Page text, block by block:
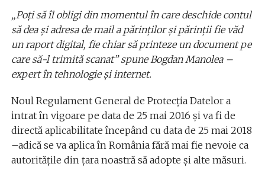
„Poţi să îl obligi din momentul în care deschide contul
să dea şi adresa de mail a părinţilor şi părinţii fie văd
un raport digital, fie chiar să printeze un document pe
care să-l trimită scanat” spune Bogdan Manolea –
expert în tehnologie şi internet.
Noul Regulament General de Protecția Datelor a
intrat în vigoare pe data de 25 mai 2016 și va fi de
directă aplicabilitate începând cu data de 25 mai 2018
–adică se va aplica în România fără mai fie nevoie ca
autorităţile din ţara noastră să adopte şi alte măsuri.